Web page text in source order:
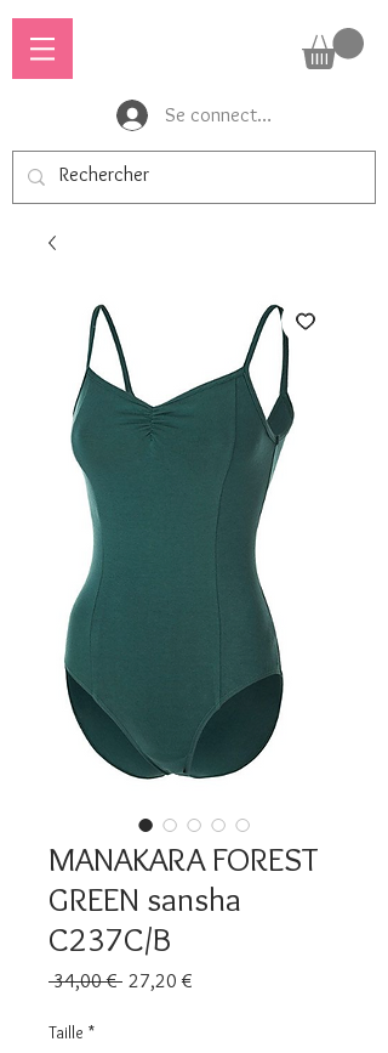
Se connecter
MANAKARA FOREST
GREEN sansha
C237C/B
34,00 € Prix
27,20 €
Taille *